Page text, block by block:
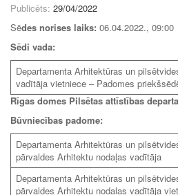
Publicēts: 29/04/2022
Sēdes norises laiks: 06.04.2022., 09:00
Sēdi vada:
Departamenta Arhitektūras un
vadītāja vietniece – Padomes
Rīgas domes Pilsētas attīstības
Būvniecības padome:
Departamenta Arhitektūras un
pārvaldes Arhitektu nodaļas vadītāja
Departamenta Arhitektūras un
pārvaldes Arhitektu nodaļas vadītāja